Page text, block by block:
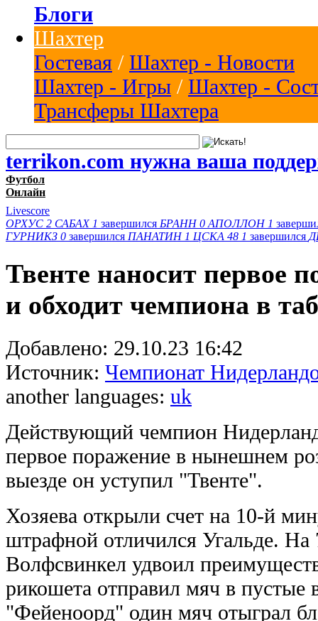
Блоги
Шахтер
Гостевая / Шахтер - Новости
Шахтер - Игры / Шахтер -
Трансферы Шахтера
terrikon.com нужна ваша
Футбол
Онлайн
Livescore
ОРХУС 2 САБАХ 1 завершился БРАНН 0 АПОЛЛОН 1
ГУРНИКЗ 0 завершился ПАНАТИН 1 ЦСКА 48 1 завершился
Твенте наносит первое
и обходит чемпиона в
Добавлено: 29.10.23 16:42
Источник: Чемпионат
another languages: uk
Действующий чемпион
первое поражение в нынешнем
выезде он уступил "Твенте".
Хозяева открыли счет на 10-й
штрафной отличился Угальде. На
Волфсвинкел удвоил
рикошета отправил мяч в пустые
"Фейеноорд" один мяч отыграл